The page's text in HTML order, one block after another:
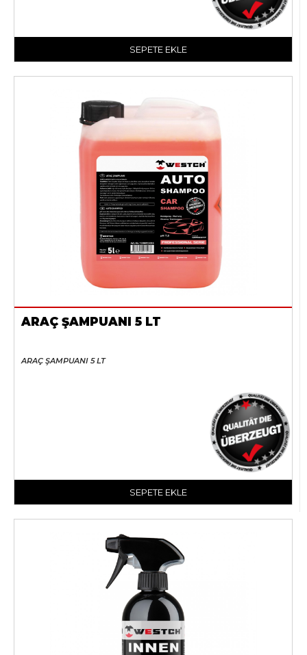
SEPETE EKLE
ARAÇ ŞAMPUANI 5 LT
ARAÇ ŞAMPUANI 5 LT
SEPETE EKLE